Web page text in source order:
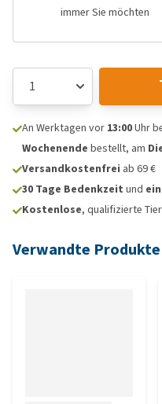
immer Sie möchten
An Werktagen vor 13:00Uhr
Wochenende bestellt, am
Versandkostenfrei ab 69 €
30 Tage Bedenkzeit und
Kostenlose, qualifizierte
Verwandte Produkte